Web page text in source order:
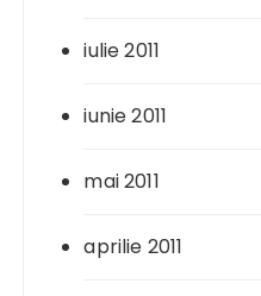
iulie 2011
iunie 2011
mai 2011
aprilie 2011